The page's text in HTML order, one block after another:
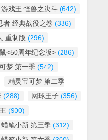
游戏王 怪兽之决斗 (642)
者 经典战役之卷 (336)
重制版 (296)
<50周年纪念版> (286)
梦 第一季 (542)
精灵宝可梦 第二季
(288) 网球王子 (356)
(900)
蜡笔小新 第三季 (312)